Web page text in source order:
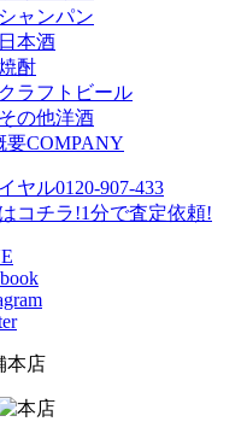
シャンパン
日本酒
酎
クラフトビール
その他洋酒
要COMPANY
本店